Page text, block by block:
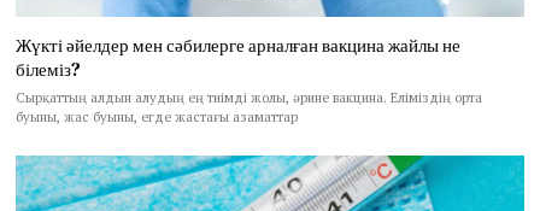
Жүкті әйелдер мен сәбилерге арналған вакцина жайлы не
білеміз?
Сырқаттың алдын алудың ең тиімді жолы, әрине вакцина. Еліміздің орта
буыны, жас буыны, егде жастағы азаматтар